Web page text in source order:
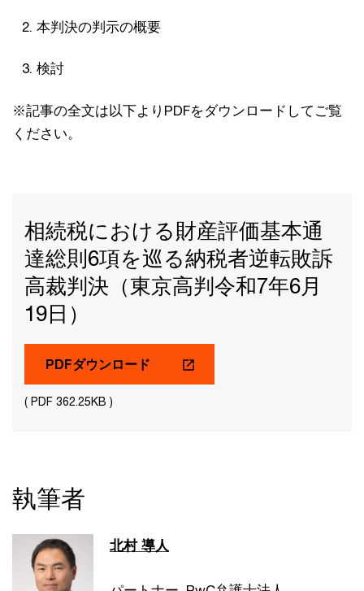
本判決の判示の概要
検討
※記事の全文は以下よりPDFをダウンロードしてご覧
ください。
相続税における財産評価基本通
達総則6項を巡る納税者逆転敗訴
高裁判決（東京高判令和7年6月
19日）
PDFダウンロード
( PDF 362.25KB )
執筆者
北村 導人